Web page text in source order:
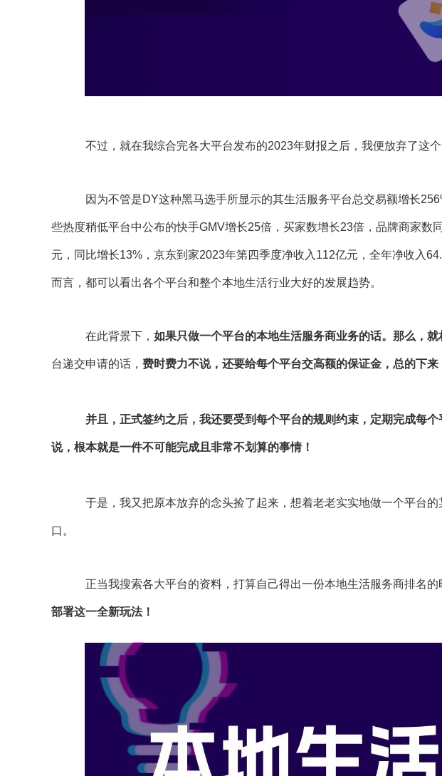
不过，就在我综合完各大平台发布的2023年财报之后，我便放弃了这个
因为不管是DY这种黑马选手所显示的其生活服务平台总交易额增长
些热度稍低平台中公布的快手GMV增长25倍，买家数增长23倍，品牌商家
元，同比增长13%，京东到家2023年第四季度净收入112亿元，全年净收入
而言，都可以看出各个平台和整个本地生活行业大好的发展趋势。
在此背景下， 如果只做一个平台的本地生活服务商业务的话。那么，就
台递交申请的话， 费时费力不说，还要给每个平台交高额的保证金，总的下来
并且，正式签约之后，我还要受到每个平台的规则约束，定期完成每
说，根本就是一件不可能完成且非常不划算的事情！
于是，我又把原本放弃的念头捡了起来，想着老老实实地做一个平台
口。
正当我搜索各大平台的资料，打算自己得出一份本地生活服务商排名的
部署这一全新玩法！